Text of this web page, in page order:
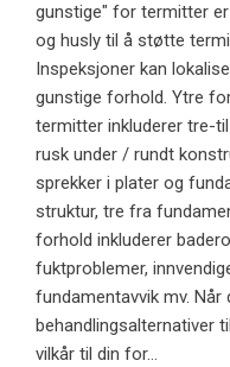
gunstige" for termitter
og husly til å støtte
Inspeksjoner kan
gunstige forhold. Ytre
termitter inkluderer tre-
rusk under / rundt
sprekker i plater og
struktur, tre fra
forhold inkluderer
fuktproblemer,
fundamentavvik mv. Når
behandlingsalternativer
vilkår til din for...